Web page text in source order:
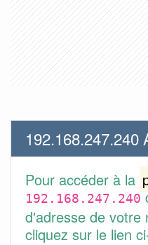
192.168.247.240
Pour accéder à la
192.168.247.240
d'adresse de votre
cliquez sur le lien